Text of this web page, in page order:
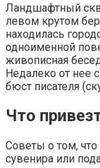
Ландшафтный
левом крутом
находилась
одноименной
живописная
Недалеко от нее
бюст писателя
Что
Советы о том,
сувенира или